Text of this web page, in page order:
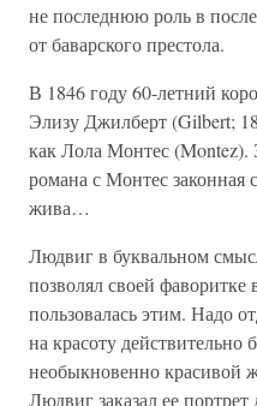
не последнюю роль в
от баварского престола.
В 1846 году 60-летний
Элизу Джилберт (Gilbert;
как Лола Монтес (Montez).
романа с Монтес законная
жива…
Людвиг в буквальном
позволял своей фаворитке
пользовалась этим. Надо
на красоту
необыкновенно красивой
Людвиг заказал ее